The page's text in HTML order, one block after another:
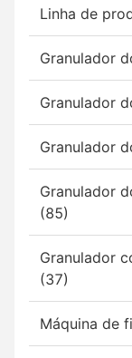
Linha de
Granulador
Granulador
Granulador
Granulador
(85)
Granulador
(37)
Máquina de